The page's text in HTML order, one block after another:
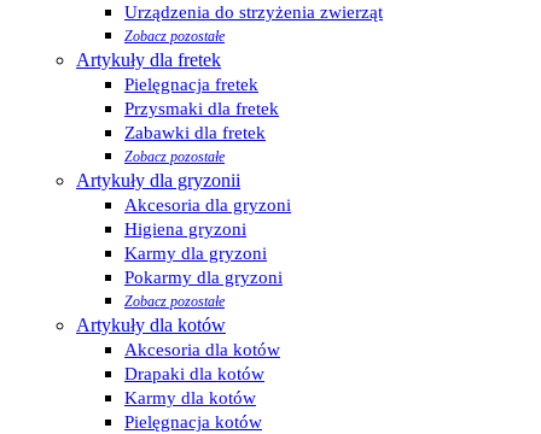
Urządzenia do strzyżenia zwierząt
Zobacz pozostałe
Artykuły dla fretek
Pielęgnacja fretek
Przysmaki dla fretek
Zabawki dla fretek
Zobacz pozostałe
Artykuły dla gryzonii
Akcesoria dla gryzoni
Higiena gryzoni
Karmy dla gryzoni
Pokarmy dla gryzoni
Zobacz pozostałe
Artykuły dla kotów
Akcesoria dla kotów
Drapaki dla kotów
Karmy dla kotów
Pielęgnacja kotów